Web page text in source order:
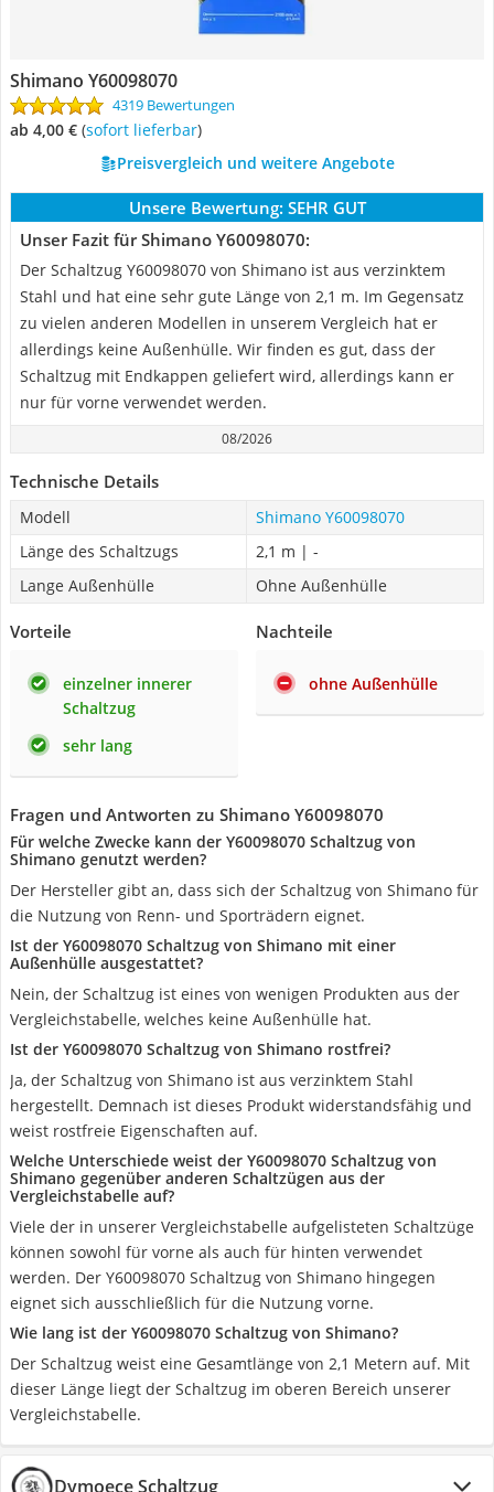
Shimano Y60098070
4319 Bewertungen
ab 4,00 € ( Sofort lieferbar)
Preisvergleich und weitere Angebote
Unsere Bewertung: SEHR GUT
Unser Fazit für Shimano Y60098070:
Der Schaltzug Y60098070 von Shimano ist aus verzinktem
Stahl und hat eine sehr gute Länge von 2,1 m. Im Gegensatz
zu vielen anderen Modellen in unserem Vergleich hat er
allerdings keine Außenhülle. Wir finden es gut, dass der
Schaltzug mit Endkappen geliefert wird, allerdings kann er
nur für vorne verwendet werden.
08/2026
Technische Details
Modell
Shimano Y60098070
Länge des Schaltzugs
2,1 m | -
Lange Außenhülle
Ohne Außenhülle
Vorteile
einzelner innerer
Schaltzug
sehr lang
Nachteile
ohne Außenhülle
Fragen und Antworten zu Shimano Y60098070
Für welche Zwecke kann der Y60098070 Schaltzug von
Shimano genutzt werden?
Der Hersteller gibt an, dass sich der Schaltzug von Shimano für
die Nutzung von Renn- und Sporträdern eignet.
Ist der Y60098070 Schaltzug von Shimano mit einer
Außenhülle ausgestattet?
Nein, der Schaltzug ist eines von wenigen Produkten aus der
Vergleichstabelle, welches keine Außenhülle hat.
Ist der Y60098070 Schaltzug von Shimano rostfrei?
Ja, der Schaltzug von Shimano ist aus verzinktem Stahl
hergestellt. Demnach ist dieses Produkt widerstandsfähig und
weist rostfreie Eigenschaften auf.
Welche Unterschiede weist der Y60098070 Schaltzug von
Shimano gegenüber anderen Schaltzügen aus der
Vergleichstabelle auf?
Viele der in unserer Vergleichstabelle aufgelisteten Schaltzüge
können sowohl für vorne als auch für hinten verwendet
werden. Der Y60098070 Schaltzug von Shimano hingegen
eignet sich ausschließlich für die Nutzung vorne.
Wie lang ist der Y60098070 Schaltzug von Shimano?
Der Schaltzug weist eine Gesamtlänge von 2,1 Metern auf. Mit
dieser Länge liegt der Schaltzug im oberen Bereich unserer
Vergleichstabelle.
Dymoece Schaltzug